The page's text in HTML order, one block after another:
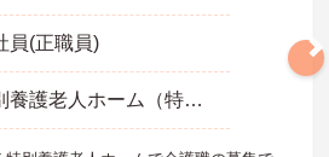
員(正職員)
特別養護老人ホーム（特養）